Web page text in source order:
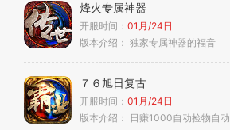
烽火专属神器
开服时间： 01月/24日
版本介绍： 独家专属神器的福音
７６旭日复古
开服时间： 01月/24日
版本介绍：
日赚1000自动捡物自